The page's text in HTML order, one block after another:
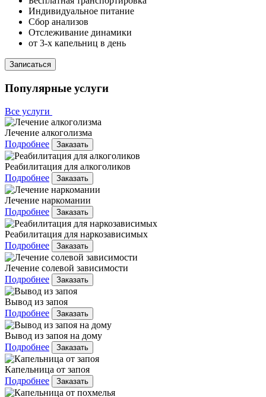
Индивидуальное питание
Сбор анализов
Отслеживание динамики
от 3-х капельниц в день
Записаться
Популярные услуги
Все услуги
Лечение алкоголизма
Подробнее
Заказать
Реабилитация для алкоголиков
Подробнее
Заказать
Лечение наркомании
Подробнее
Заказать
Реабилитация для наркозависимых
Подробнее
Заказать
Лечение солевой зависимости
Подробнее
Заказать
Вывод из запоя
Подробнее
Заказать
Вывод из запоя на дому
Подробнее
Заказать
Капельница от запоя
Подробнее
Заказать